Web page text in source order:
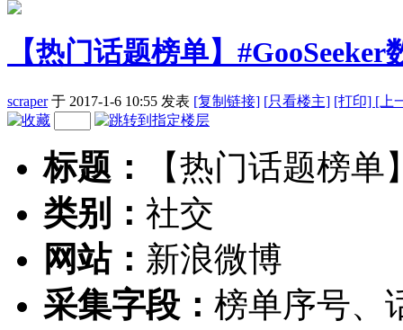
【热门话题榜单】
scraper 于 2017-1-6 10:55 发表 [复制链接] [只看楼主] [打印] [上
标题：
【热门话题榜单
类别： 社交
网站： 新浪微博
采集字段： 榜单序号、